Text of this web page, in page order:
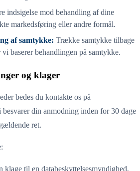
indsigelse mod behandling af dine
markedsføring eller andre formål.
af samtykke: Trække samtykke tilbage
baserer behandlingen på samtykke.
og klager
bedes du kontakte os på
besvarer din anmodning inden for 30 dage
ret.
klage til en databeskyttelsesmyndighed,